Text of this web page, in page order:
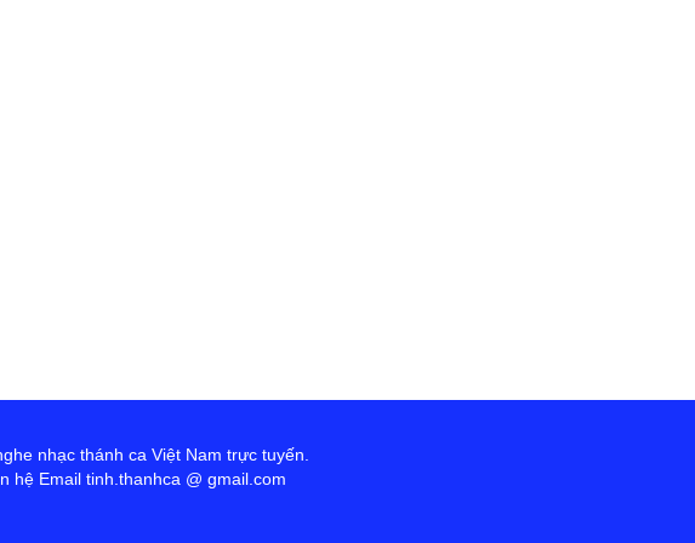
nhạc thánh ca Việt Nam trực tuyến.
hệ Email tinh.thanhca @ gmail.com